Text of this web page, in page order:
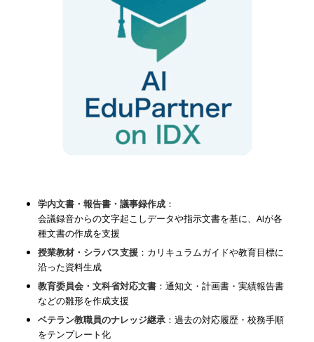
学内文書・報告書・議事録作成：
会議録音からの文字起こしデータや指示文書を基に、AIが各
種文書の作成を支援
授業教材・シラバス支援：カリキュラムガイドや教育目標に
沿った資料生成
教育委員会・文科省対応文書：通知文・計画書・実績報告書
などの雛形を作成支援
ベテラン教職員のナレッジ継承：過去の対応履歴・校務手順
をテンプレート化